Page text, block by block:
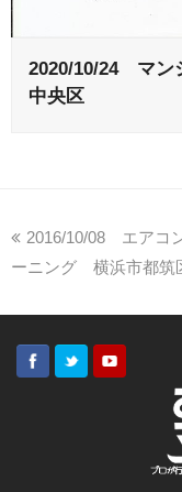
2020/10/24 マン
中央区
2016/10/08 エアコ
ーニング 横浜市都筑